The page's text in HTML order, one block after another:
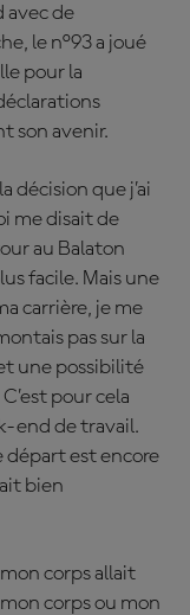
avec de
le n°93 a joué
pour la
son avenir.
décision que j’ai
me disait de
au Balaton
facile. Mais une
carrière, je me
pas sur la
une possibilité
pour cela
end de travail.
départ est encore
bien
corps allait
corps ou mon